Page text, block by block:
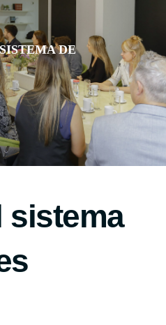
DE
sistema